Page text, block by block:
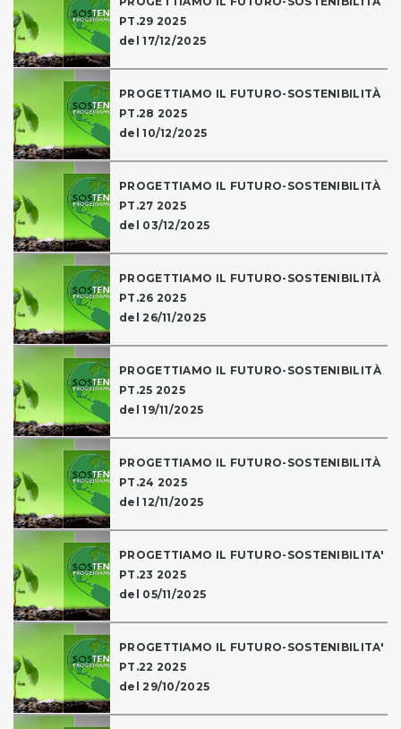
PT.29 2025
del 17/12/2025
PROGETTIAMO IL FUTURO-SOSTENIBILITÀ
PT.28 2025
del 10/12/2025
PROGETTIAMO IL FUTURO-SOSTENIBILITÀ
PT.27 2025
del 03/12/2025
PROGETTIAMO IL FUTURO-SOSTENIBILITÀ
PT.26 2025
del 26/11/2025
PROGETTIAMO IL FUTURO-SOSTENIBILITÀ
PT.25 2025
del 19/11/2025
PROGETTIAMO IL FUTURO-SOSTENIBILITÀ
PT.24 2025
del 12/11/2025
PROGETTIAMO IL FUTURO-SOSTENIBILITA'
PT.23 2025
del 05/11/2025
PROGETTIAMO IL FUTURO-SOSTENIBILITA'
PT.22 2025
del 29/10/2025